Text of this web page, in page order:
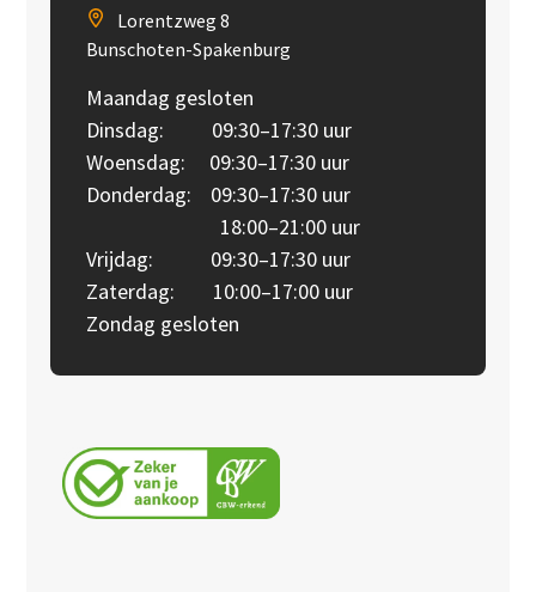
Lorentzweg 8
Bunschoten-Spakenburg
Maandag gesloten
Dinsdag: 09:30–17:30 uur
Woensdag: 09:30–17:30 uur
Donderdag: 09:30–17:30 uur
18:00–21:00 uur
Vrijdag: 09:30–17:30 uur
Zaterdag: 10:00–17:00 uur
Zondag gesloten